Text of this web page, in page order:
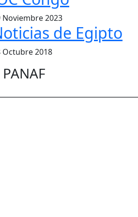
Noviembre 2023
de Egipto
Octubre 2018
PANAF